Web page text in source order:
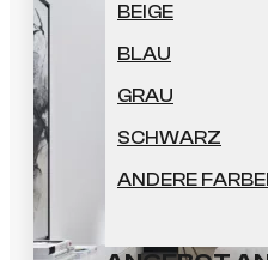
BEIGE
BLAU
GRAU
SCHWARZ
ANDERE